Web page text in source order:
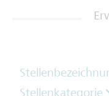
Stellenkategorie